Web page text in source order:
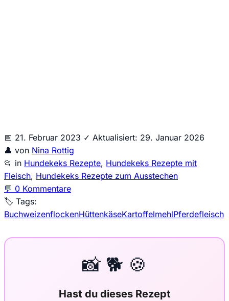
📅 21. Februar 2023 ✓ Aktualisiert: 29. Januar 2026
👤 von Nina Rottig
📂 in Hundekeks Rezepte, Hundekeks Rezepte mit
Fleisch, Hundekeks Rezepte zum Ausstechen
💬 0 Kommentare
🏷️ Tags:
BuchweizenflockenHüttenkäseKartoffelmehlPferdefleisch
📸 🐕 🍪
Hast du dieses Rezept